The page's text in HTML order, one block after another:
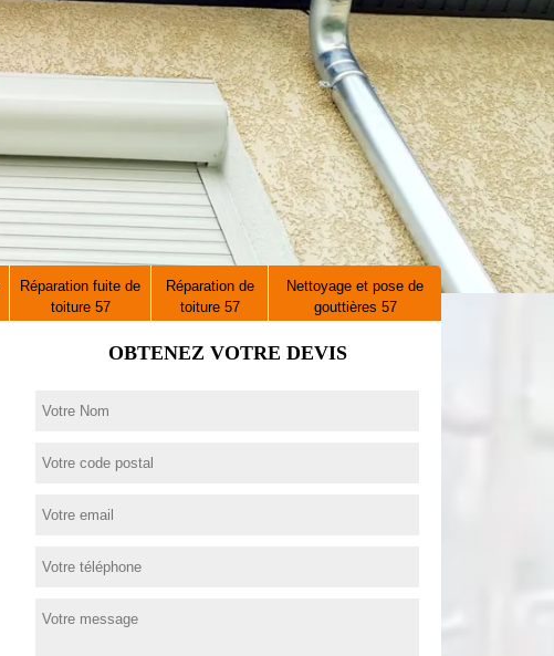
Réparation fuite de
toiture 57
Réparation de
toiture 57
Nettoyage et pose de
gouttières 57
OBTENEZ VOTRE DEVIS